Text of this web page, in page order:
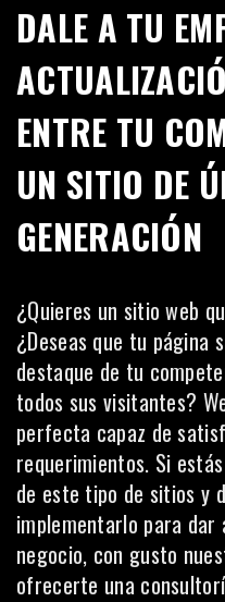
DALE A TU
ENTRE TU
UN SITIO DE
GENERACIÓN
¿Quieres un sitio web
¿Deseas que tu página
destaque de tu
todos sus visitantes?
perfecta capaz de
requerimientos. Si
de este tipo de sitios y
implementarlo para
negocio, con gusto
ofrecerte una